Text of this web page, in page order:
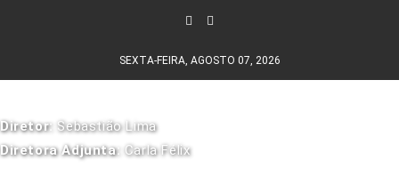
SEXTA-FEIRA, AGOSTO 07, 2026
Diretor: Sebastião Lima
Diretora Adjunta: Carla Félix